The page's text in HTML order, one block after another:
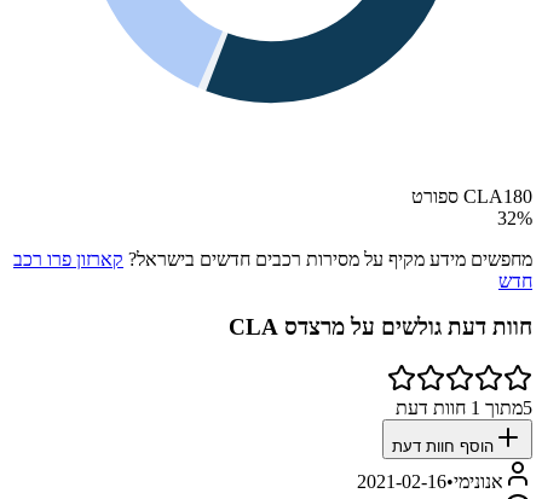
CLA180 ספורט
32%
מחפשים מידע מקיף על מסירות רכבים חדשים בישראל? קארזון פרו רכב
חדש
חוות דעת גולשים על מרצדס CLA
5מתוך 1 חוות דעת
הוסף חוות דעת
אנונימי•
2021-02-16